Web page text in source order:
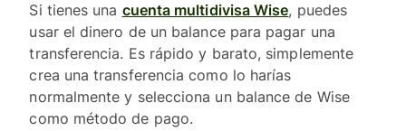
Si tienes una cuenta multidivisa Wise, puedes
usar el dinero de un balance para pagar una
transferencia. Es rápido y barato, simplemente
crea una transferencia como lo harías
normalmente y selecciona un balance de Wise
como método de pago.